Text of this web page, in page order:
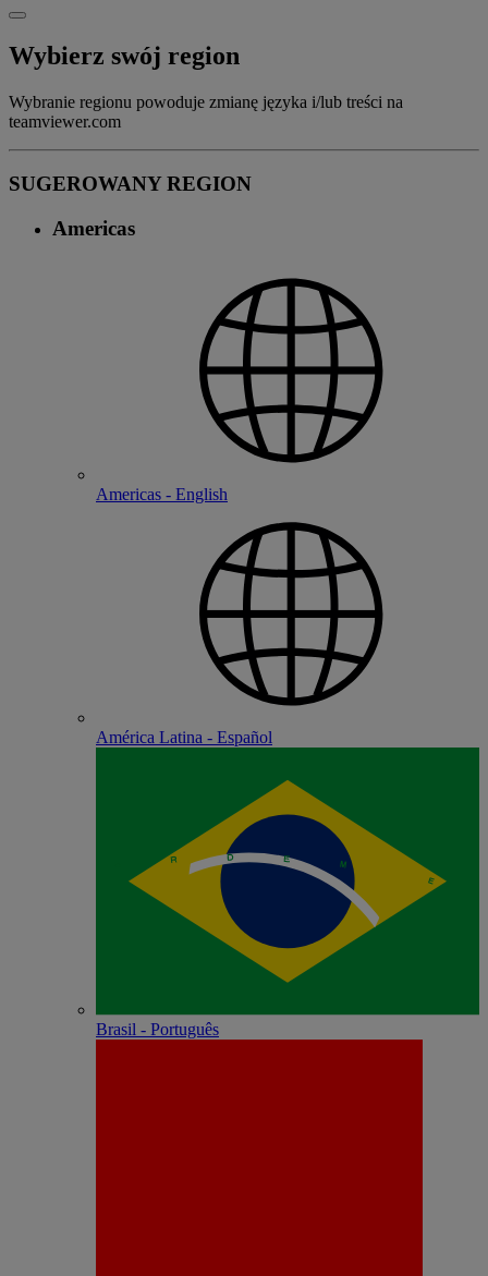
Wybierz swój region
Wybranie regionu powoduje zmianę języka i/lub treści na
teamviewer.com
SUGEROWANY REGION
Americas
Americas - English
América Latina - Español
Brasil - Português